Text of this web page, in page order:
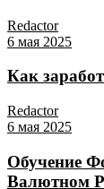
Redactor
6 мая 2025
Как
Redactor
6 мая 2025
Обучение
Валютном